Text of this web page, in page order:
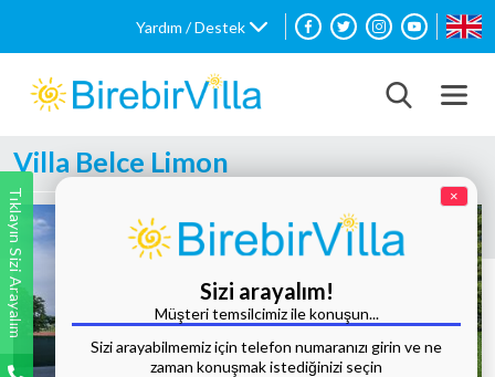
Yardım / Destek
Villa Belce Limon
Tıklayın Sizi Arayalım ×
Sizi arayalım!
Müşteri temsilcimiz ile konuşun...
Sizi arayabilmemiz için telefon numaranızı girin ve ne
zaman konuşmak istediğinizi seçin